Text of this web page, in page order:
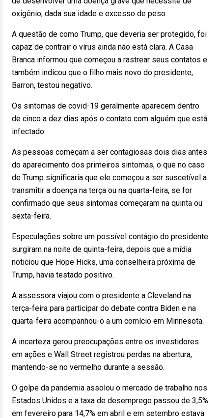
oxigênio, dada sua idade e excesso de peso.
A questão de como Trump, que deveria ser protegido, foi
capaz de contrair o vírus ainda não está clara. A Casa
Branca informou que começou a rastrear seus contatos e
também indicou que o filho mais novo do presidente,
Barron, testou negativo.
Os sintomas de covid-19 geralmente aparecem dentro
de cinco a dez dias após o contato com alguém que está
infectado.
As pessoas começam a ser contagiosas dois dias antes
do aparecimento dos primeiros sintomas, o que no caso
de Trump significaria que ele começou a ser suscetível a
transmitir a doença na terça ou na quarta-feira, se for
confirmado que seus sintomas começaram na quinta ou
sexta-feira.
Especulações sobre um possível contágio do presidente
surgiram na noite de quinta-feira, depois que a mídia
noticiou que Hope Hicks, uma conselheira próxima de
Trump, havia testado positivo.
A assessora viajou com o presidente a Cleveland na
terça-feira para participar do debate contra Biden e na
quarta-feira acompanhou-o a um comício em Minnesota.
A incerteza gerou preocupações entre os investidores
em ações e Wall Street registrou perdas na abertura,
mantendo-se no vermelho durante a sessão.
O golpe da pandemia assolou o mercado de trabalho nos
Estados Unidos e a taxa de desemprego passou de 3,5%
em fevereiro para 14,7% em abril e em setembro estava